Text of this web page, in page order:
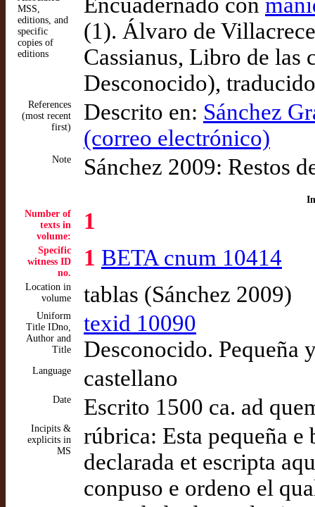
MSS,
editions, and
specific
copies of
editions
(1). Álvaro de
Cassianus, Libro de las
Desconocido),
References
(most recent
first)
Descrito en: Sánchez
(correo electrónico)
Note Sánchez 2009: Restos
Number of
texts in
volume:
1
Specific
witness ID
no.
1 BETA cnum 10414
Location in
volume
tablas (Sánchez 2009)
Uniform
Title IDno,
Author and
Title
texid 10090
Desconocido. Pequeña
Language castellano
Date Escrito 1500 ca. ad
Incipits &
explicits in
MS
rúbrica: Esta pequeña e
declarada et escripta
conpuso e ordeno el